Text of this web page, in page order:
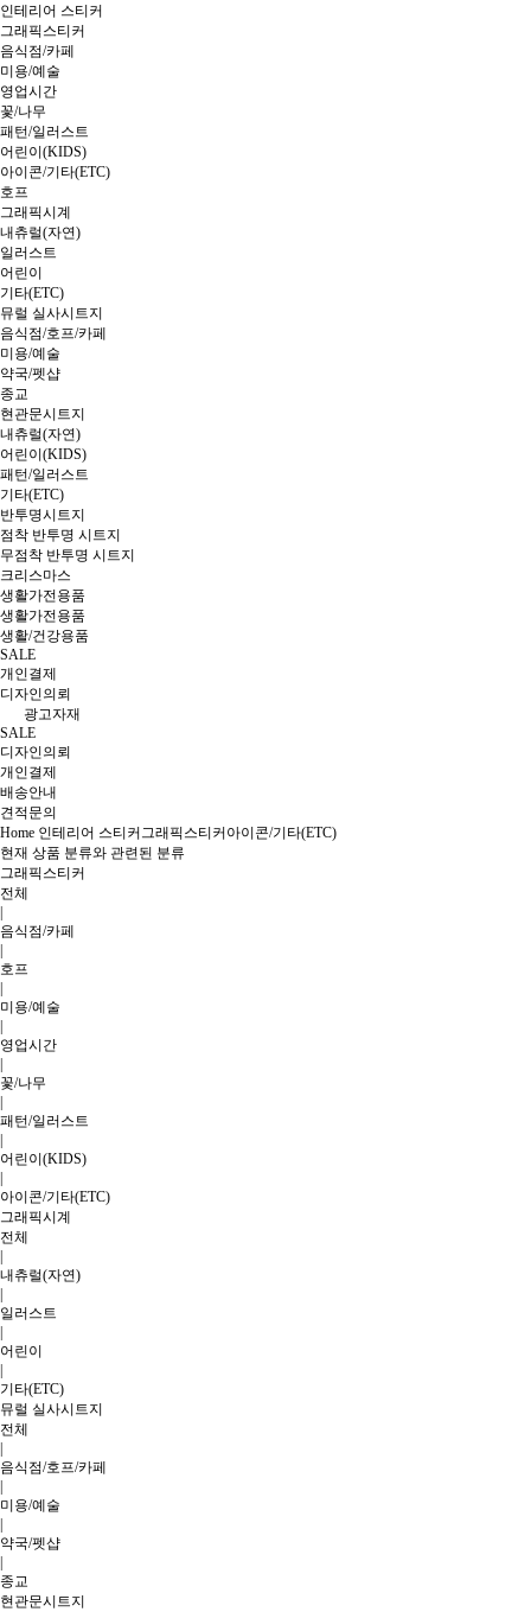
인테리어 스티커
그래픽스티커
음식점/카페
미용/예술
영업시간
꽃/나무
패턴/일러스트
어린이(KIDS)
아이콘/기타(ETC)
호프
그래픽시계
내츄럴(자연)
일러스트
어린이
기타(ETC)
뮤럴 실사시트지
음식점/호프/카페
미용/예술
약국/펫샵
종교
현관문시트지
내츄럴(자연)
어린이(KIDS)
패턴/일러스트
기타(ETC)
반투명시트지
점착 반투명 시트지
무점착 반투명 시트지
크리스마스
생활가전용품
생활가전용품
생활/건강용품
SALE
개인결제
디자인의뢰
광고자재
SALE
디자인의뢰
개인결제
배송안내
견적문의
Home 인테리어 스티커 그래픽스티커 아이콘/기타(ETC)
현재 상품 분류와 관련된 분류
그래픽스티커
전체
음식점/카페
호프
미용/예술
영업시간
꽃/나무
패턴/일러스트
어린이(KIDS)
아이콘/기타(ETC)
그래픽시계
전체
내츄럴(자연)
일러스트
어린이
기타(ETC)
뮤럴 실사시트지
전체
음식점/호프/카페
미용/예술
약국/펫샵
종교
현관문시트지